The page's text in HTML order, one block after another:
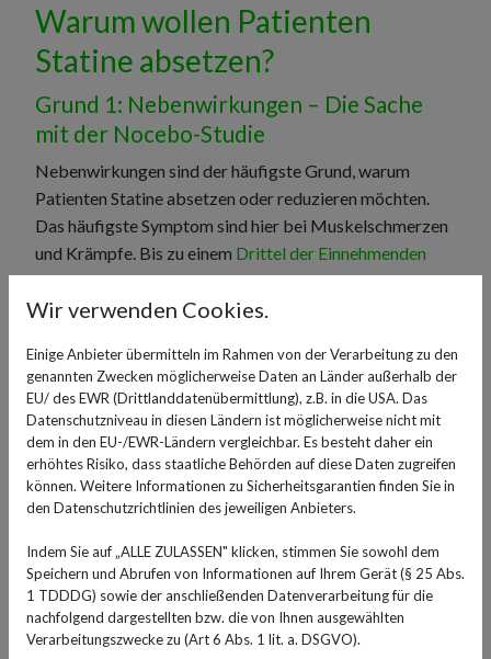
Warum wollen Patienten
Statine absetzen?
Grund 1: Nebenwirkungen – Die Sache
mit der Nocebo-Studie
Nebenwirkungen sind der häufigste Grund, warum
Patienten Statine absetzen oder reduzieren möchten.
Das häufigste Symptom sind hier bei Muskelschmerzen
und Krämpfe. Bis zu einem Drittel der Einnehmenden
berichtet über diese Nebenwirkung – die Wissenschaft
ist sich allerdings über die Einflüsse hierbei uneinig und
Dort wurde festgestellt, dass häufig Beschwerden auf
die Einnahme von Statinen zurückgeführt werden, die
damit eigentlich gar nichts zu tun haben.
Wir verwenden Cookies.
Einige Anbieter übermitteln im Rahmen von der Verarbeitung zu den
genannten Zwecken möglicherweise Daten an Länder außerhalb der
EU/ des EWR (Drittlanddatenübermittlung), z.B. in die USA. Das
Datenschutzniveau in diesen Ländern ist möglicherweise nicht mit
dem in den EU-/EWR-Ländern vergleichbar. Es besteht daher ein
erhöhtes Risiko, dass staatliche Behörden auf diese Daten zugreifen
können. Weitere Informationen zu Sicherheitsgarantien finden Sie in
den Datenschutzrichtlinien des jeweiligen Anbieters.
Indem Sie auf „ALLE ZULASSEN" klicken, stimmen Sie sowohl dem
Speichern und Abrufen von Informationen auf Ihrem Gerät (§ 25 Abs.
1 TDDDG) sowie der anschließenden Datenverarbeitung für die
nachfolgend dargestellten bzw. die von Ihnen ausgewählten
Verarbeitungszwecke zu (Art 6 Abs. 1 lit. a. DSGVO).